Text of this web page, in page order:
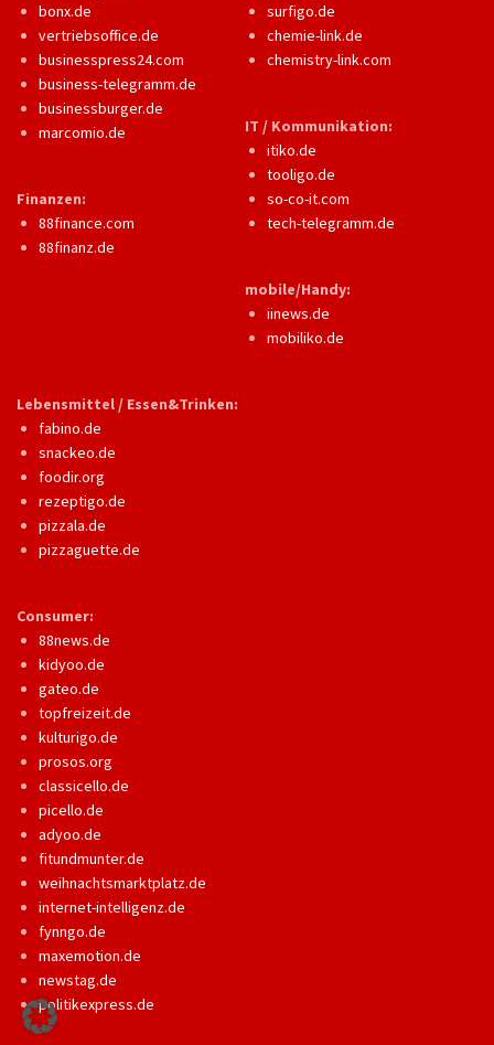
bonx.de
vertriebsoffice.de
businesspress24.com
business-telegramm.de
businessburger.de
marcomio.de
Finanzen:
88finance.com
88finanz.de
surfigo.de
chemie-link.de
chemistry-link.com
IT / Kommunikation:
itiko.de
tooligo.de
so-co-it.com
tech-telegramm.de
mobile/Handy:
iinews.de
mobiliko.de
Lebensmittel / Essen&Trinken:
fabino.de
snackeo.de
foodir.org
rezeptigo.de
pizzala.de
pizzaguette.de
Consumer:
88news.de
kidyoo.de
gateo.de
topfreizeit.de
kulturigo.de
prosos.org
classicello.de
picello.de
adyoo.de
fitundmunter.de
weihnachtsmarktplatz.de
internet-intelligenz.de
fynngo.de
maxemotion.de
newstag.de
politikexpress.de